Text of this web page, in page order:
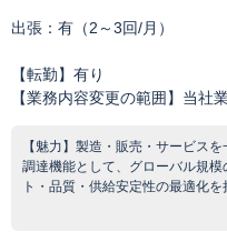
出張：有（2～3回/月）
【転勤】有り
【業務内容変更の範囲】当社
【魅力】製造・販売・サービス
調達機能として、グローバル規
ト・品質・供給安定性の最適化を